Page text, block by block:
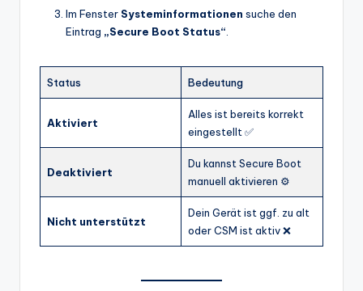
Im Fenster Systeminformationen suche den
Eintrag „Secure Boot Status“
Status Bedeutung
Aktiviert
Alles ist bereits korrekt
eingestellt ✅
Deaktiviert
Du kannst Secure Boot
manuell aktivieren ⚙️
Nicht unterstützt
Dein Gerät ist ggf. zu alt
oder CSM ist aktiv ❌